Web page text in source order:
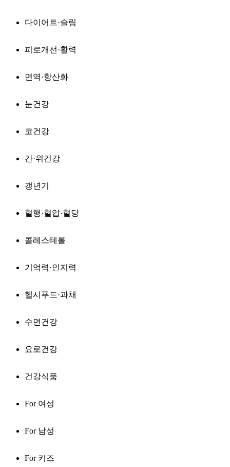
다이어트·슬림
피로개선·활력
면역·항산화
눈건강
코건강
간·위건강
갱년기
혈행·혈압·혈당
콜레스테롤
기억력·인지력
헬시푸드·과채
수면건강
요로건강
건강식품
For 여성
For 남성
For 키즈